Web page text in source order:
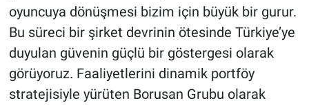
oyuncuya dönüşmesi bizim için büyük bir gurur.
Bu süreci bir şirket devrinin ötesinde Türkiye’ye
duyulan güvenin güçlü bir göstergesi olarak
görüyoruz. Faaliyetlerini dinamik portföy
stratejisiyle yürüten Borusan Grubu olarak